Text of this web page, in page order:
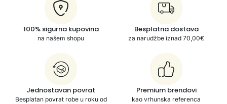
100% sigurna kupovina
na našem shopu
Besplatna dostava
za narudžbe iznad 70,00€
Jednostavan povrat
Besplatan povrat robe u roku od
Premium brendovi
kao vrhunska referenca